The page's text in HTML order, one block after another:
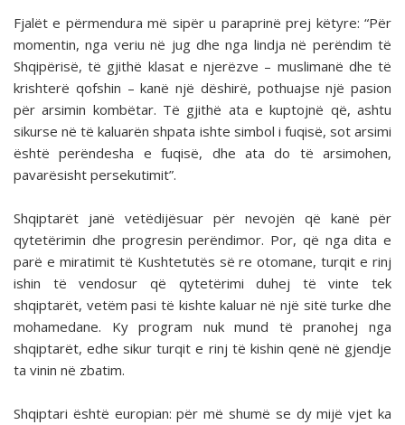
Fjalët e përmendura më sipër u paraprinë prej këtyre: “Për
momentin, nga veriu në jug dhe nga lindja në perëndim të
Shqipërisë, të gjithë klasat e njerëzve – muslimanë dhe të
krishterë qofshin – kanë një dëshirë, pothuajse një pasion
për arsimin kombëtar. Të gjithë ata e kuptojnë që, ashtu
sikurse në të kaluarën shpata ishte simbol i fuqisë, sot arsimi
është perëndesha e fuqisë, dhe ata do të arsimohen,
pavarësisht persekutimit”.
Shqiptarët janë vetëdijësuar për nevojën që kanë për
qytetërimin dhe progresin perëndimor. Por, që nga dita e
parë e miratimit të Kushtetutës së re otomane, turqit e rinj
ishin të vendosur që qytetërimi duhej të vinte tek
shqiptarët, vetëm pasi të kishte kaluar në një sitë turke dhe
mohamedane. Ky program nuk mund të pranohej nga
shqiptarët, edhe sikur turqit e rinj të kishin qenë në gjendje
ta vinin në zbatim.
Shqiptari është europian: për më shumë se dy mijë vjet ka